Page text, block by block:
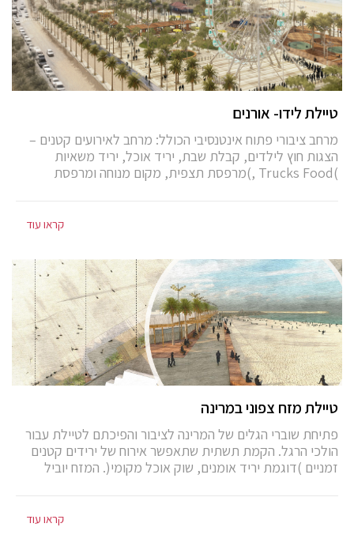
טיילת לידו- אורנים
מרחב ציבורי פתוח אינטנסיבי הכולל: מרחב לאירועים קטנים –
הצגות חוץ לילדים, קבלת שבת, יריד אוכל, יריד משאיות
)Trucks Food ,)מרפסת תצפית, מקום מנוחה ומרפסת
מערך הצללה, נקודות גישה לחשמל ואינטרנט אלחוטי. לאורכה
ומבנה האונייה.
קראו עוד
טיילת מזח צפוני במרינה
פתיחת שוברי הגלים של המרינה לציבור והפיכתם לטיילת עבור
הולכי הרגל. הקמת תשתית שתאפשר אירוח של ירידים קטנים
זמניים )דוגמת יריד אומנים, שוק אוכל מקומי(. המזח יוביל
קראו עוד